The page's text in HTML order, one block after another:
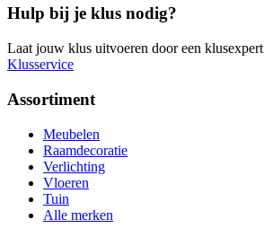
Hulp bij je klus nodig?
Laat jouw klus uitvoeren door een
Klusservice
Assortiment
Meubelen
Raamdecoratie
Verlichting
Vloeren
Tuin
Alle merken